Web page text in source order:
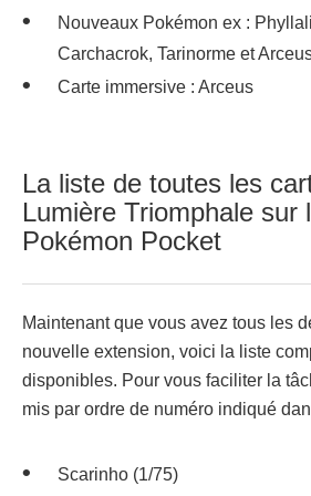
Nouveaux Pokémon ex :
Carchacrok, Tarinorme et
Carte immersive : Arceus
La liste de toutes les
Lumière Triomphale sur
Pokémon Pocket
Maintenant que vous avez tous les
nouvelle extension, voici la liste
disponibles. Pour vous faciliter la
mis par ordre de numéro indiqué
Scarinho (1/75)